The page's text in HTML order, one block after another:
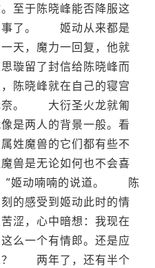
至于陈晓峰能否降服这
事了。 姬动从来都是
天，魔力一回复，他就
璇留了封信给陈晓峰而
陈晓峰就在自己的寝宫
奈。 大衍圣火龙就匍
是两人的背景一般。看
姓魔兽的它们都有些不
兽是无论如何也不会喜
”姬动喃喃的说道。 陈
的感受到姬动此时的情
涩，心中暗想：我现在
么一个有情郎。还是应
？ 两年了，还有半个